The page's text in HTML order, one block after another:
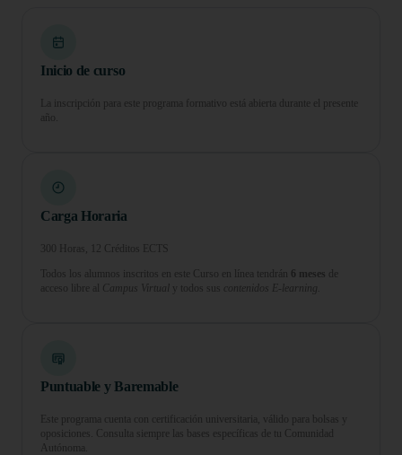
Inicio de curso
La inscripción para este programa formativo está abierta durante el presente
año.
Carga Horaria
300 Horas, 12 Créditos ECTS
Todos los alumnos inscritos en este Curso en línea tendrán 6 meses de
acceso libre al Campus Virtual y todos sus contenidos E-learning.
Puntuable y Baremable
Este programa cuenta con certificación universitaria, válido para bolsas y
oposiciones. Consulta siempre las bases específicas de tu Comunidad
Autónoma.